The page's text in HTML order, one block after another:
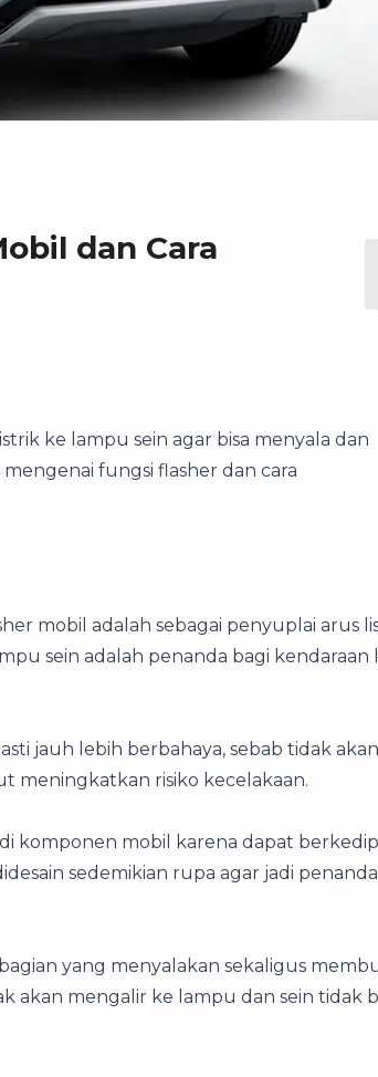
dan Cara
ke lampu sein agar bisa menyala dan
fungsi flasher dan cara
mobil adalah sebagai penyuplai arus
sein adalah penanda bagi kendaraan
jauh lebih berbahaya, sebab tidak
meningkatkan risiko kecelakaan.
komponen mobil karena dapat berkedip
sedemikian rupa agar jadi penanda
yang menyalakan sekaligus
akan mengalir ke lampu dan sein tidak